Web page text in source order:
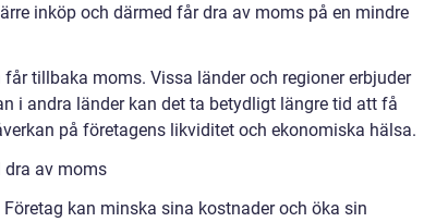
inköp och därmed får dra av moms på en mindre
tillbaka moms. Vissa länder och regioner erbjuder
i andra länder kan det ta betydligt längre tid att få
på företagens likviditet och ekonomiska hälsa.
dra av moms
kan minska sina kostnader och öka sin